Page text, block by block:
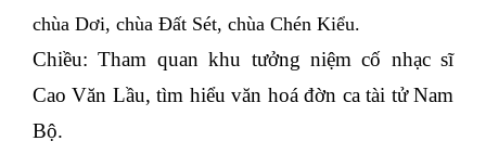
chùa Dơi, chùa Đất Sét, chùa Chén Kiểu.
Chiều: Tham quan khu tưởng niệm cố nhạc sĩ
Cao Văn Lầu, tìm hiểu văn hoá đờn ca tài tử Nam
Bộ.